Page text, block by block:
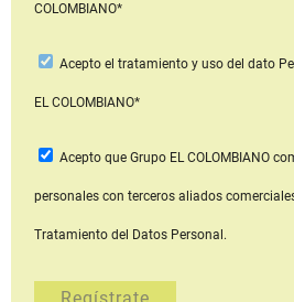
COLOMBIANO*
Acepto el tratamiento y uso del dato
EL COLOMBIANO*
Acepto que Grupo EL COLOMBIANO
personales con terceros aliados
Tratamiento del Datos Personal.